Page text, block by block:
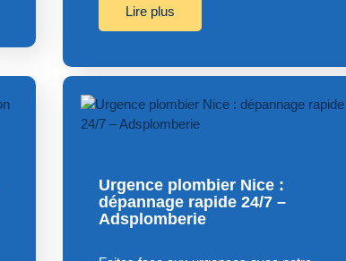
Lire plus
Urgence plombier Nice :
dépannage rapide 24/7 –
Adsplomberie